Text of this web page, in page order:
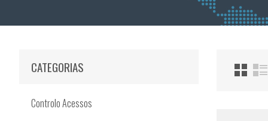
CATEGORIAS
Controlo Acessos